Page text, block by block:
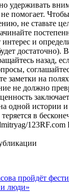
удерживать
помогает.
не ставьте
интерес и
достаточно).
назад,
заметки на
не должно
одной истории
теряется в
123RF.com